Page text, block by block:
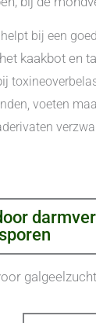
bij een
kaakbot en
voeten